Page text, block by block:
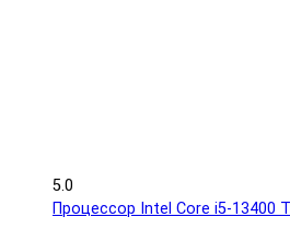
5.0
Процессор Intel Core i5-13400